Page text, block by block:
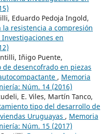
Eduardo Pedoja Ingold,
resistencia a compresión
en
Iñigo Puente,
desencofrado en piezas
, Memoria
Núm. 14 (2016)
E. Viles, Martín Tanco,
tipo del desarrollo de
Uruguayas , Memoria
Núm. 15 (2017)